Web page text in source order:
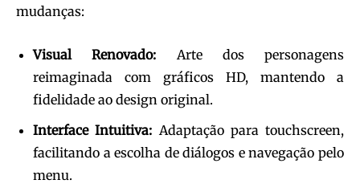
mudanças:
Visual Renovado: Arte dos personagens
reimaginada com gráficos HD, mantendo a
fidelidade ao design original.
Interface Intuitiva: Adaptação para touchscreen,
facilitando a escolha de diálogos e navegação pelo
menu.